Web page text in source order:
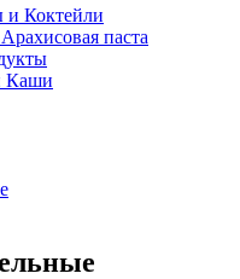
Коктейли
паста
Каши